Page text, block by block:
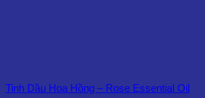
Tinh Dầu Hoa Hồng – Rose Essential Oil